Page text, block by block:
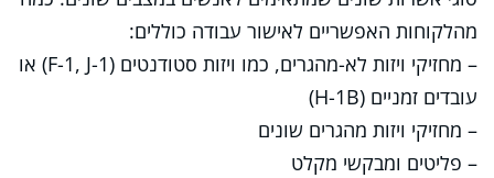
מהלקוחות האפשריים לאישור עבודה כוללים:
– מחזיקי ויזות לא-מהגרים, כמו ויזות סטודנטים (F-1, J-1) או
עובדים זמניים (H-1B)
– מחזיקי ויזות מהגרים שונים
– פליטים ומבקשי מקלט